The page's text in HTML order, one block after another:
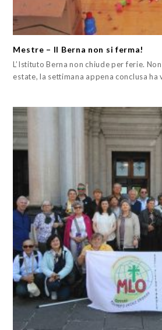
Mestre – Il Berna non si ferma!
L’Istituto Berna non chiude per ferie.
estate, la settimana appena conclusa